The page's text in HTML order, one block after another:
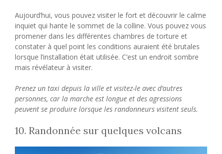
Aujourd’hui, vous pouvez visiter le fort et découvrir le calme
inquiet qui hante le sommet de la colline. Vous pouvez vous
promener dans les différentes chambres de torture et
constater à quel point les conditions auraient été brutales
lorsque l’installation était utilisée. C’est un endroit sombre
mais révélateur à visiter.
Prenez un taxi depuis la ville et visitez-le avec d’autres
personnes, car la marche est longue et des agressions
peuvent se produire lorsque les randonneurs visitent seuls.
10. Randonnée sur quelques volcans